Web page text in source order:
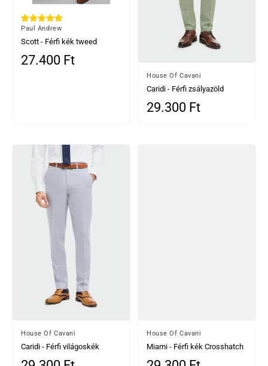
Által
Paul Andrew
Scott - Férfi kék tweed
kockás nadrág1 Vélemény
Normál ár
27.400 Ft
Által
House Of Cavani
Caridi - Férfi zsályazöld
kockás nadrág
Normál ár
29.300 Ft
Által
House Of Cavani
Caridi - Férfi világoskék
menyasszonyi nadrág
Normál ár
Által
House Of Cavani
Miami - Férfi kék Crosshatch
Nadrág
Normál ár